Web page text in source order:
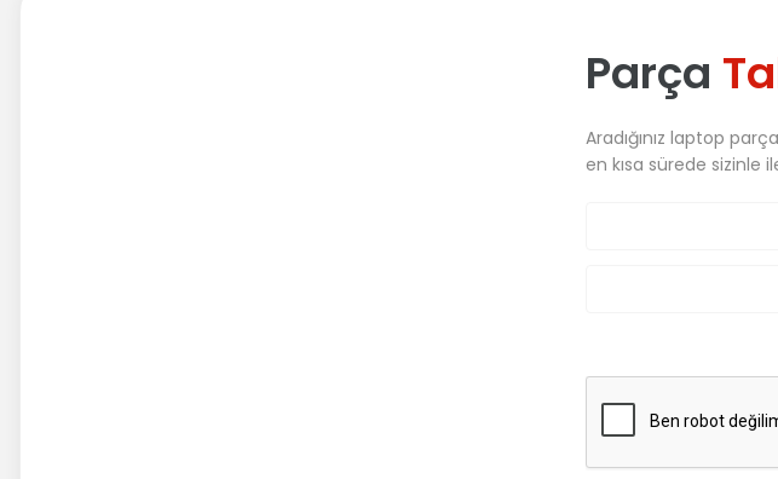
Parça
Aradığınız laptop
en kısa sürede sizinle